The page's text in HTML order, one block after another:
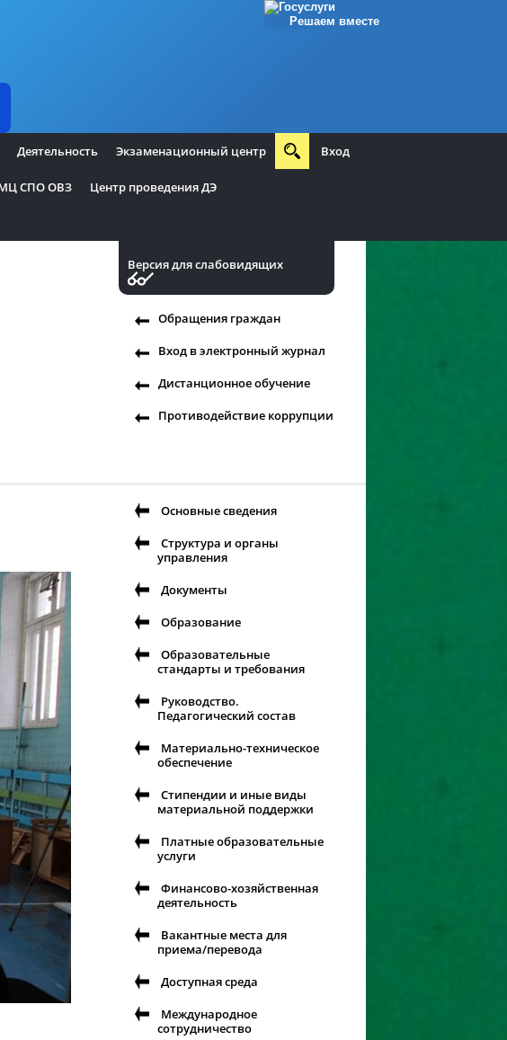
Решаем вместе
Деятельность Экзаменационный центр
СПО ОВЗ Центр проведения ДЭ
Вход
Версия для слабовидящих
Обращения граждан
Вход в электронный журнал
Дистанционное обучение
Противодействие коррупции
Основные сведения
Структура и органы
управления
Документы
Образование
Образовательные
стандарты и требования
Руководство.
Педагогический состав
Материально-техническое
обеспечение
Стипендии и иные виды
материальной поддержки
Платные образовательные
услуги
Финансово-хозяйственная
деятельность
Вакантные места для
приема/перевода
Доступная среда
Международное
сотрудничество